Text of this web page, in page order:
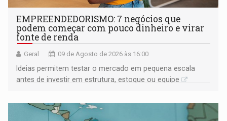
EMPREENDEDORISMO: 7 negócios que
podem começar com pouco dinheiro e virar
fonte de renda
Geral 09 de Agosto de 2026 às 16:00
Ideias permitem testar o mercado em pequena escala
antes de investir em estrutura, estoque ou equipe